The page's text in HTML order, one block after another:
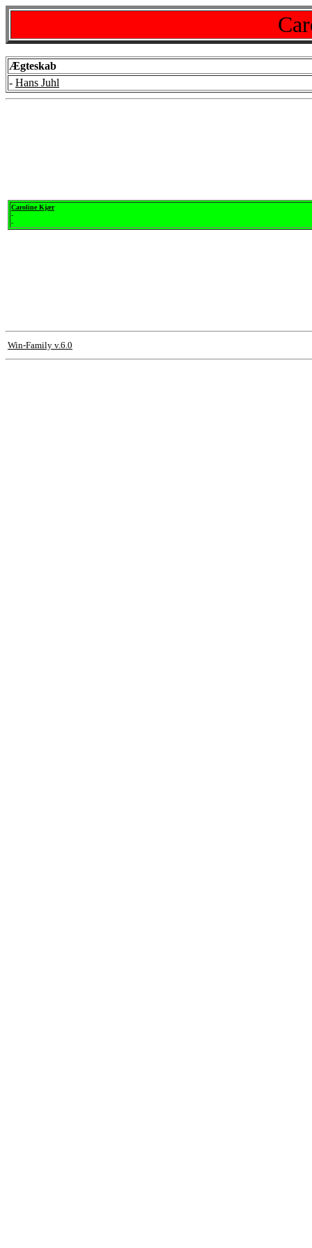
Ægteskab
- Hans Juhl
Caroline Kjær
-
-
Win-Family v.6.0